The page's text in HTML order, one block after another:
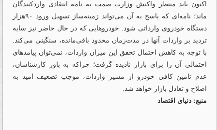
اکنون باید منتظر واکنش وزارت صمت به نامه انتقادی واردکنندگان
ماند؛ نامه‌ای که پاسخ به آن می‌تواند زمینه‌ساز تسهیل ورود ۹۰هزار
دستگاه خودروی وارداتی شود. خودروهایی که در حال حاضر نیز سایه
تردید بر واردات آنها در مدت‌زمان محدود باقی‌مانده، سنگینی می‌کند.
با توجه به کاهش احتمال تحقق این میزان واردات، نمی‌توان پیامدهای
احتمالی آن را برای بازار نادیده گرفت؛ چراکه به باور کارشناسان،
عدم تامین کافی خودرو از مسیر واردات، موجب تضعیف امید به
اصلاح و تعادل بازار خواهد شد.
منبع: دنیای اقتصاد